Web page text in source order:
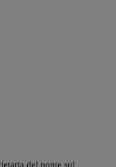
del ponte sul